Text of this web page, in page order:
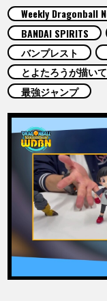
ABOUT
LANGUAGE
JP
EN
Weekly Dragonball
BANDAI SPIRITS
バンプレスト
とよたろうが描い
最強ジャンプ